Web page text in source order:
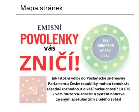
Mapa stránek